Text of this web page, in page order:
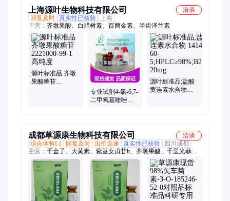
上海源叶生物科技有限公司
洽谈
回复及时 真实性已核验
上海
主营： 齐墩果酸、白蜡树素、百两金素、半齿泽兰素
源叶标准品 齐墩
果酸糖苷
专业试剂4-氯-6,7-
二甲氧基喹唑啉
源叶标准品;盐酸
黄连素水合物
成都草源康生物科技有限公司
洽谈
综合体验L1
回复及时 出价迅速 真实性已核验
四川成都
主营： 千金子、大黄素、紫茎女贞苷b、齐墩果酸、千里光菲灵
碱、花青素、甘草系列、水飞蓟系列